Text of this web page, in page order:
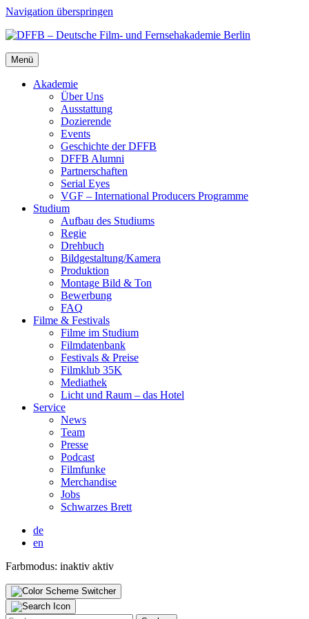
Navigation überspringen
Menü
Aka­de­mie
Über Uns
Aus­stat­tung
Dozie­ren­de
Events
Geschich­te der DFFB
DFFB Alum­ni
Part­ner­schaf­ten
Seri­al Eyes
VGF – Inter­na­tio­nal Pro­du­cers Pro­gram­me
Stu­di­um
Auf­bau des Stu­di­ums
Regie
Dreh­buch
Bildgestaltung/​​Kamera
Pro­duk­ti­on
Mon­ta­ge Bild & Ton
Bewer­bung
FAQ
Fil­me & Fes­ti­vals
Fil­me im Stu­di­um
Film­da­ten­bank
Fes­ti­vals & Prei­se
Film­klub 35K
Media­thek
Licht und Raum – das Hotel
Ser­vice
News
Team
Pres­se
Pod­cast
Film­fun­ke
Mer­chan­di­se
Jobs
Schwar­zes Brett
de
en
Farbmodus: inaktiv aktiv